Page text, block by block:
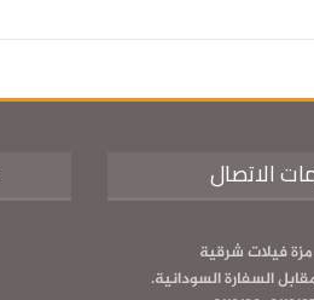
الاتصال
فيلات شرقية
السفارة السودانية.